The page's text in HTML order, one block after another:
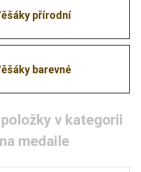
přírodní
barevné
v kategorii
medaile